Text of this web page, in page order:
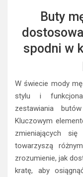
Buty
spodni w
W świecie mody
stylu i
zestawiania
Kluczowym
zmieniających
towarzyszą
zrozumienie, jak
kratę, aby